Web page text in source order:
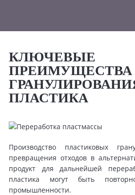
КЛЮЧЕВЫЕ
ПРЕИМУЩЕСТВА
ПЛАСТИКА
Производство пластиковых
превращения отходов в
продукт для дальнейшей
пластика могут быть
промышленности.